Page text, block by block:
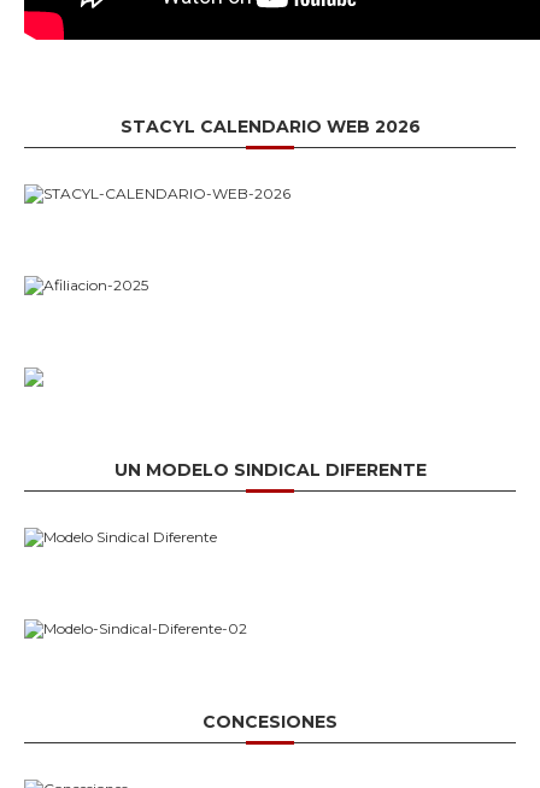
STACYL CALENDARIO WEB 2026
UN MODELO SINDICAL DIFERENTE
CONCESIONES